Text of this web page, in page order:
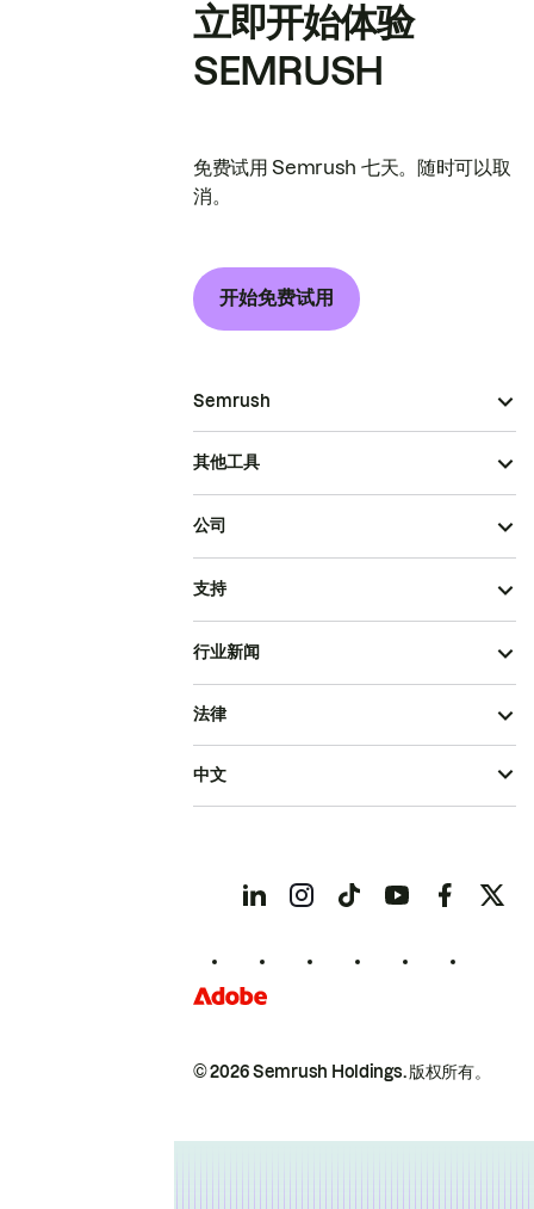
立即开始体验
SEMRUSH
免费试用 Semrush 七天。随时可以取
消。
开始免费试用
Semrush
其他工具
公司
支持
行业新闻
© 2026 Semrush Holdings.版权所有。
法律
中文